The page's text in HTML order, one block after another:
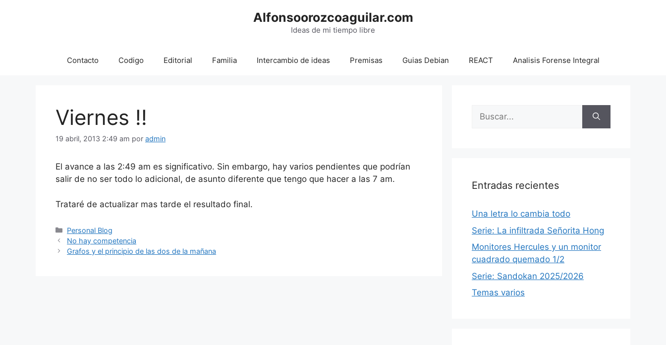
Alfonsoorozcoaguilar.com
Ideas de mi tiempo libre
Contacto Codigo Editorial Familia Intercambio de ideas Premisas Guias Debian REACT Analisis Forense Integral
Viernes !!
19 abril, 2013 2:49 am por admin
El avance a las 2:49 am es significativo. Sin embargo, hay varios pendientes que podrían
salir de no ser todo lo adicional, de asunto diferente que tengo que hacer a las 7 am.
Trataré de actualizar mas tarde el resultado final.
Categorías
Personal Blog
No hay competencia
Grafos y el principio de las dos de la mañana
Buscar:
Entradas recientes
Una letra lo cambia todo
Serie: La infiltrada Señorita Hong
Monitores Hercules y un monitor
cuadrado quemado 1/2
Serie: Sandokan 2025/2026
Temas varios